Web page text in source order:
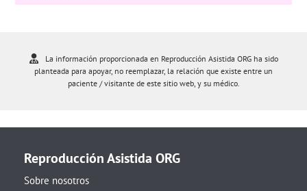
La información proporcionada en Reproducción Asistida ORG ha sido
planteada para apoyar, no reemplazar, la relación que existe entre un
paciente / visitante de este sitio web, y su médico.
Reproducción Asistida ORG
Sobre nosotros